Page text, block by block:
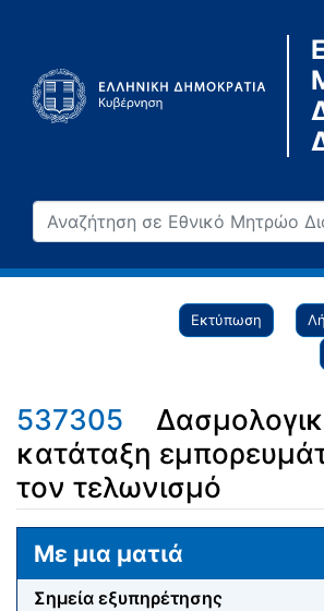
Εκτύπωση
537305
κατάταξη
τον τελωνισμό
Μετάβαση σε: πλοήγηση
Με μια ματιά
Σημεία εξυπηρέτησης